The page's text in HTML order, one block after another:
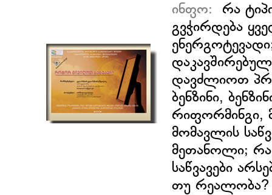
ინფო:რა
გვჭირდება
დავძლიოთ
ბენზინი,
რიფორმინგი,
მომავლის
მეთანოლი;
საწვავები
თუ რეალობა?